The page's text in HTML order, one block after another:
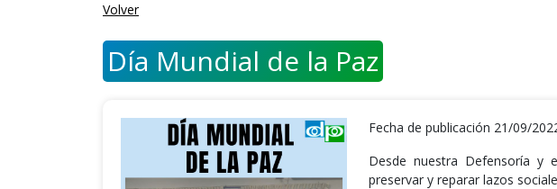
Volver
Día Mundial de la Paz
Fecha de publicación 21/09/
Desde nuestra Defensoría y
preservar y reparar lazos